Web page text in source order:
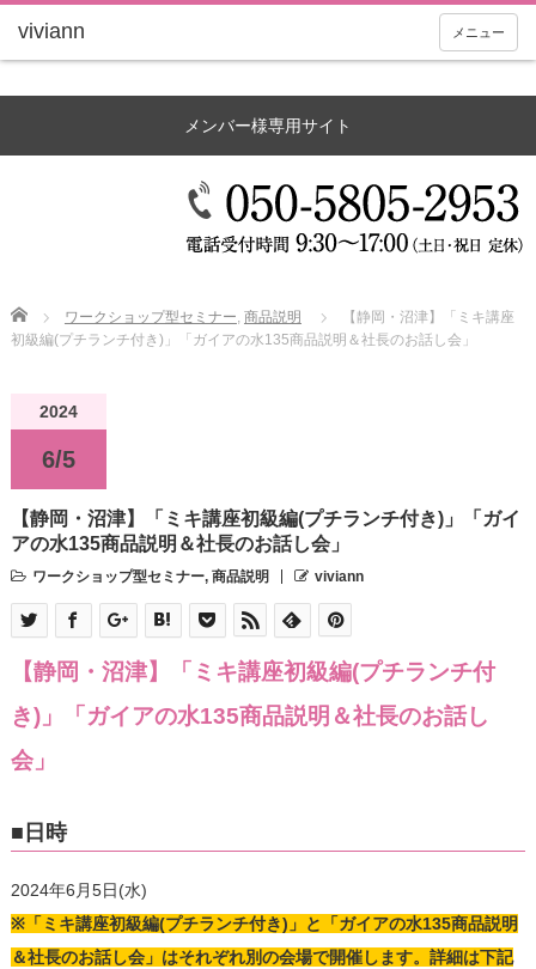
メニュー
メンバー様専用サイト
Home ワークショップ型セミナー, 商品説明
【静岡・沼津】「ミキ講座
初級編(プチランチ付き)」「ガイアの水135商品説明＆社長のお話し会」
2024
6/5
【静岡・沼津】「ミキ講座初級編(プチランチ付き)」「ガイ
アの水135商品説明＆社長のお話し会」
ワークショップ型セミナー, 商品説明 viviann
【静岡・沼津】「ミキ講座初級編(プチランチ付
き)」「ガイアの水135商品説明＆社長のお話し
会」
■日時
2024年6月5日(水)
※「ミキ講座初級編(プチランチ付き)」と「ガイアの水135商品説明
＆社長のお話し会」はそれぞれ別の会場で開催します。詳細は下記